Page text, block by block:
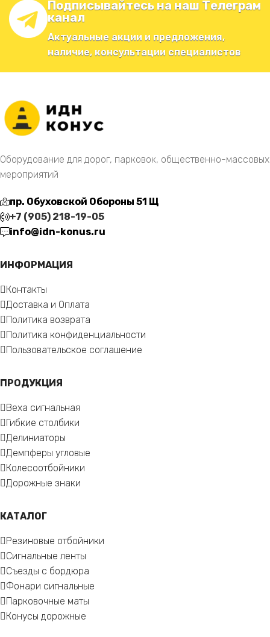
Подписывайтесь на наш Телеграм
канал
Актуальные акции и предложения,
наличие, консультации специалистов
Оборудование для дорог, парковок, общественно-массовых
мероприятий
пр. Обуховской Обороны 51 Щ
+7 (905) 218-19-05
info@idn-konus.ru
ИНФОРМАЦИЯ
Контакты
Доставка и Оплата
Политика возврата
Политика конфиденциальности
Пользовательское соглашение
ПРОДУКЦИЯ
Веха сигнальная
Гибкие столбики
Делиниаторы
Демпферы угловые
Колесоотбойники
Дорожные знаки
КАТАЛОГ
Резиновые отбойники
Сигнальные ленты
Съезды с бордюра
Фонари сигнальные
Парковочные маты
Конусы дорожные